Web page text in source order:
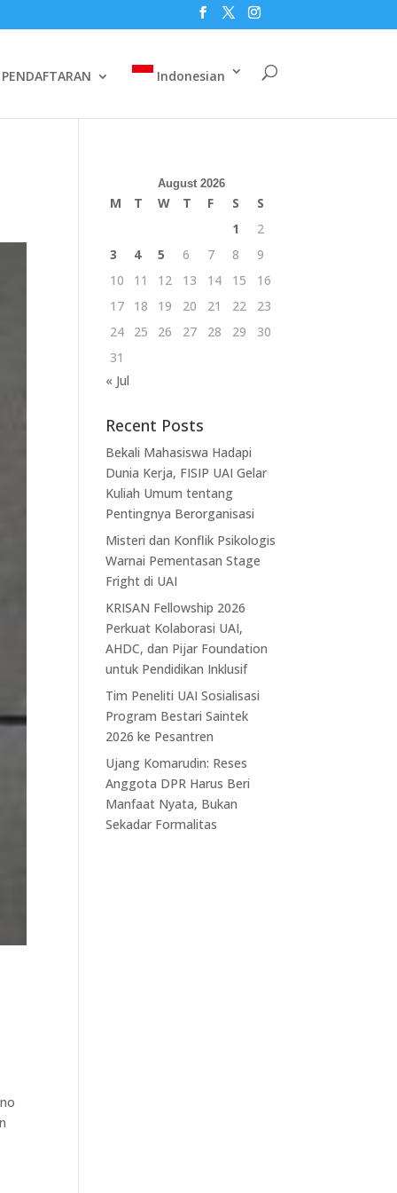
PENDAFTARAN Indonesian
August 2026
M T W T F S
S
1
2
3
4 5 6 7 8
9
10
11 12 13 14 15
16
17
18 19 20 21 22
23
24
25 26 27 28 29
30
31
« Jul
Recent Posts
Bekali Mahasiswa Hadapi
Dunia Kerja, FISIP UAI Gelar
Kuliah Umum tentang
Pentingnya Berorganisasi
Misteri dan Konflik Psikologis
Warnai Pementasan Stage
Fright di UAI
KRISAN Fellowship 2026
Perkuat Kolaborasi UAI,
AHDC, dan Pijar Foundation
untuk Pendidikan Inklusif
Tim Peneliti UAI Sosialisasi
Program Bestari Saintek
2026 ke Pesantren
Ujang Komarudin: Reses
Anggota DPR Harus Beri
Manfaat Nyata, Bukan
Sekadar Formalitas